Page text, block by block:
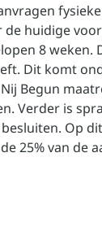
huidige
8 weken.
Dit komt
Begun
Verder is
Op
25% van de